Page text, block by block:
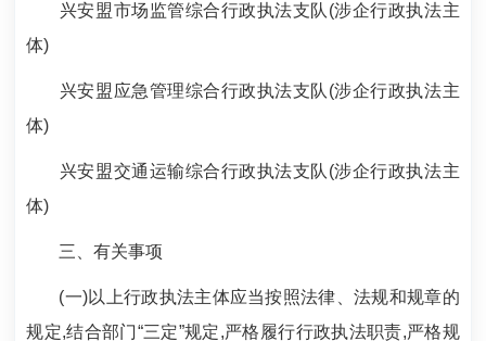
兴安盟市场监管综合行政执法支队(涉企行政执法主
体)
兴安盟应急管理综合行政执法支队(涉企行政执法主
体)
兴安盟交通运输综合行政执法支队(涉企行政执法主
体)
三、有关事项
(一)以上行政执法主体应当按照法律、法规和规章的
规定,结合部门“三定”规定,严格履行行政执法职责,严格规